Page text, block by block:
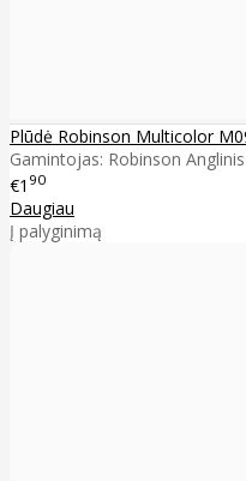
Plūdė Robinson Multicolor
Gamintojas: Robinson
€1 90
Daugiau
Į palyginimą